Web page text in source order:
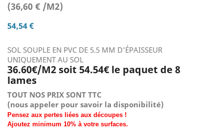
(36,60 € /M2)
54,54 €
SOL SOUPLE EN PVC DE 5.5 MM D'ÉPAISSEUR
UNIQUEMENT AU SOL
36.60€/M2 soit 54.54€ le paquet de 8
lames
TOUT NOS PRIX SONT TTC
(nous appeler pour savoir la disponibilité)
Pensez aux pertes liées aux découpes !
Ajoutez minimum 10% à votre surfaces.